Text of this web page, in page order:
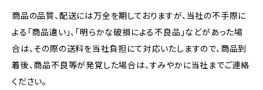
商品の品質、配送には万全を期しておりますが、当社の不手際に
よる「商品違い」、「明らかな破損による不良品」などがあった場
合は、その際の送料を当社負担にて対応いたしますので、商品到
着後、商品不良等が発覚した場合は、すみやかに当社までご連絡
ください。